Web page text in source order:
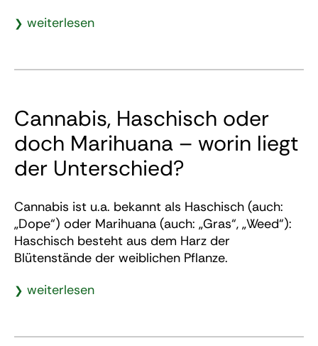
weiterlesen
Cannabis, Haschisch oder
doch Marihuana – worin liegt
der Unterschied?
Cannabis ist u.a. bekannt als Haschisch (auch:
„Dope“) oder Marihuana (auch: „Gras“, „Weed“):
Haschisch besteht aus dem Harz der
Blütenstände der weiblichen Pflanze.
weiterlesen